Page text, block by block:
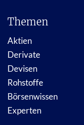
Themen
Aktien
Derivate
Devisen
Rohstoffe
Börsenwissen
Experten